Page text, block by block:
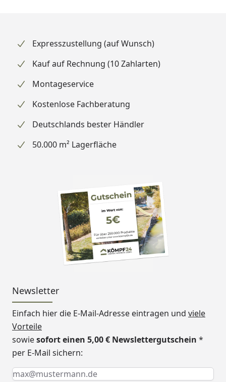
Expresszustellung (auf Wunsch)
Kauf auf Rechnung (10 Zahlarten)
Montageservice
Kostenlose Fachberatung
Deutschlands bester Händler
50.000 m² Lagerfläche
Newsletter
Einfach hier die E-Mail-Adresse eintragen und viele
Vorteile
sowiesofort einen 5,00 € Newslettergutschein *
per E-Mail sichern:
Keine Eingabe erforderlich
Eingabe erforderlich
E-Mail *